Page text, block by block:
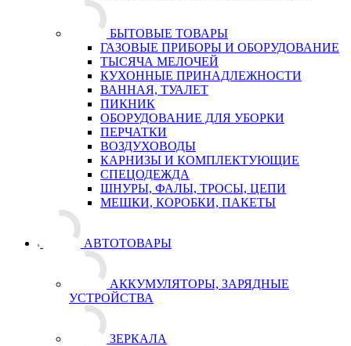
БЫТОВЫЕ ТОВАРЫ
ГАЗОВЫЕ ПРИБОРЫ И ОБОРУДОВАНИЕ
ТЫСЯЧА МЕЛОЧЕЙ
КУХОННЫЕ ПРИНАДЛЕЖНОСТИ
ВАННАЯ, ТУАЛЕТ
ПИКНИК
ОБОРУДОВАНИЕ ДЛЯ УБОРКИ
ПЕРЧАТКИ
ВОЗДУХОВОДЫ
КАРНИЗЫ И КОМПЛЕКТУЮЩИЕ
СПЕЦОДЕЖДА
ШНУРЫ, ФАЛЫ, ТРОСЫ, ЦЕПИ
МЕШКИ, КОРОБКИ, ПАКЕТЫ
АВТОТОВАРЫ
АККУМУЛЯТОРЫ, ЗАРЯДНЫЕ
УСТРОЙСТВА
ЗЕРКАЛА